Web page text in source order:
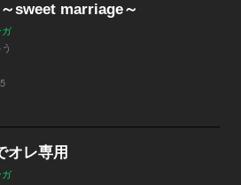
sweet marriage～
ガ
オレ専用
ガ